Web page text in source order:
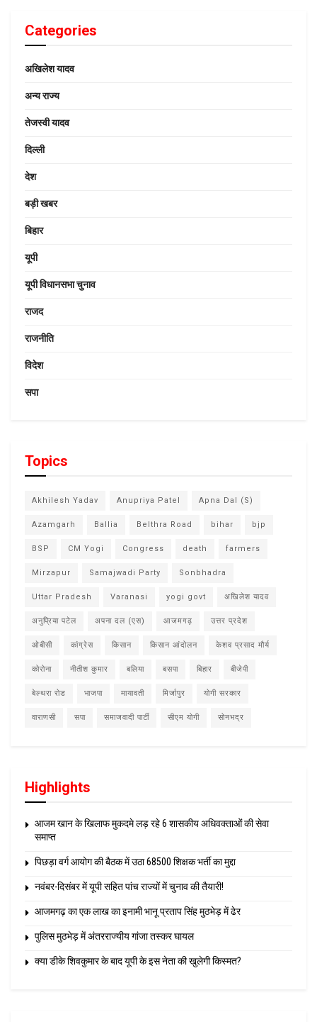
Categories
अखिलेश यादव
अन्य राज्य
तेजस्वी यादव
दिल्ली
देश
बड़ी खबर
बिहार
यूपी
यूपी विधानसभा चुनाव
राजद
राजनीति
विदेश
सपा
Topics
Akhilesh Yadav Anupriya Patel Apna Dal (S)
Azamgarh Ballia Belthra Road bihar bjp
BSP CM Yogi Congress death farmers
Mirzapur Samajwadi Party Sonbhadra
Uttar Pradesh Varanasi yogi govt अखिलेश यादव
अनुप्रिया पटेल अपना दल (एस) आजमगढ़ उत्तर प्रदेश
ओबीसी कांग्रेस किसान किसान आंदोलन केशव प्रसाद मौर्य
कोरोना नीतीश कुमार बलिया बसपा बिहार बीजेपी
बेल्थरा रोड भाजपा मायावती मिर्जापुर योगी सरकार
वाराणसी सपा समाजवादी पार्टी सीएम योगी सोनभद्र
Highlights
आजम खान के खिलाफ मुकदमे लड़ रहे 6 शासकीय अधिवक्ताओं की सेवा
समाप्त
पिछड़ा वर्ग आयोग की बैठक में उठा 68500 शिक्षक भर्ती का मुद्दा
नवंबर-दिसंबर में यूपी सहित पांच राज्यों में चुनाव की तैयारी!
आजमगढ़ का एक लाख का इनामी भानू प्रताप सिंह मुठभेड़ में ढेर
पुलिस मुठभेड़ में अंतरराज्यीय गांजा तस्कर घायल
क्या डीके शिवकुमार के बाद यूपी के इस नेता की खुलेगी किस्मत?